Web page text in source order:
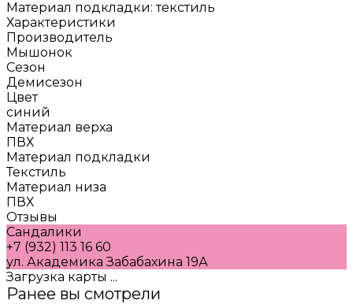
Материал подкладки: текстиль
Характеристики
Производитель
Мышонок
Сезон
Демисезон
Цвет
синий
Материал верха
ПВХ
Материал подкладки
Текстиль
Материал низа
ПВХ
Отзывы
Сандалики
+7 (932) 113 16 60
ул. Академика Забабахина 19А
Загрузка карты ...
Ранее вы смотрели